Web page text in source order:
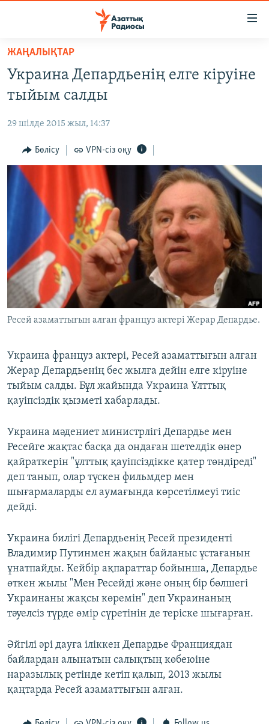
Skip
main
content
to
Navigation
Skip
to
САЯСАТ
ҚАҢТАР ОҚИҒАСЫ
АДАМ ҚҰҚЫҚТАРЫ
ӘЛЕУМЕТ
ӘЛЕМ
АРНАЙЫ ЖОБАЛАР
Русский
ЖАЗЫЛЫҢЫЗ
ЖАҢАЛЫҚТАР
Украина Депардьенің елге кіруіне
тыйым салды
29 шілде 2015 жыл, 14:37
Бөлісу VPN-сіз оқу
Ресей азаматтығын алған француз актері Жерар Депардье.
Украина француз актері, Ресей азаматтығын алған
Жерар Депардьенің бес жылға дейін елге кіруіне
тыйым салды. Бұл жайында Украина Ұлттық
қауіпсіздік қызметі хабарлады.
Украина мәдениет министрлігі Депардье мен
Ресейге жақтас басқа да ондаған шетелдік өнер
қайраткерін "ұлттық қауіпсіздікке қатер төндіреді"
деп танып, олар түскен фильмдер мен
шығармаларды ел аумағында көрсетілмеуі тиіс
дейді.
Украина билігі Депардьенің Ресей президенті
Владимир Путинмен жақын байланыс ұстағанын
ұнатпайды. Кейбір ақпараттар бойынша, Депардье
өткен жылы "Мен Ресейді және оның бір бөлшегі
Украинаны жақсы көремін" деп Украинаның
тәуелсіз түрде өмір сүретінін де теріске шығарған.
Әйгілі әрі дауға іліккен Депардье Франциядан
байлардан алынатын салықтың көбеюіне
наразылық ретінде кетіп қалып, 2013 жылы
қаңтарда Ресей азаматтығын алған.